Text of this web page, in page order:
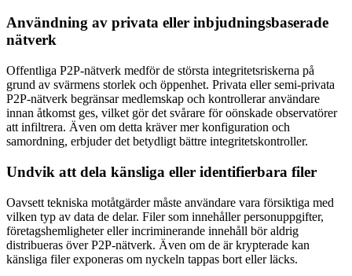
Användning av privata eller inbjudningsbaserade
nätverk
Offentliga P2P-nätverk medför de största integritetsriskerna på
grund av svärmens storlek och öppenhet. Privata eller semi-privata
P2P-nätverk begränsar medlemskap och kontrollerar användare
innan åtkomst ges, vilket gör det svårare för oönskade observatörer
att infiltrera. Även om detta kräver mer konfiguration och
samordning, erbjuder det betydligt bättre integritetskontroller.
Undvik att dela känsliga eller identifierbara filer
Oavsett tekniska motåtgärder måste användare vara försiktiga med
vilken typ av data de delar. Filer som innehåller personuppgifter,
företagshemligheter eller incriminerande innehåll bör aldrig
distribueras över P2P-nätverk. Även om de är krypterade kan
känsliga filer exponeras om nyckeln tappas bort eller läcks.